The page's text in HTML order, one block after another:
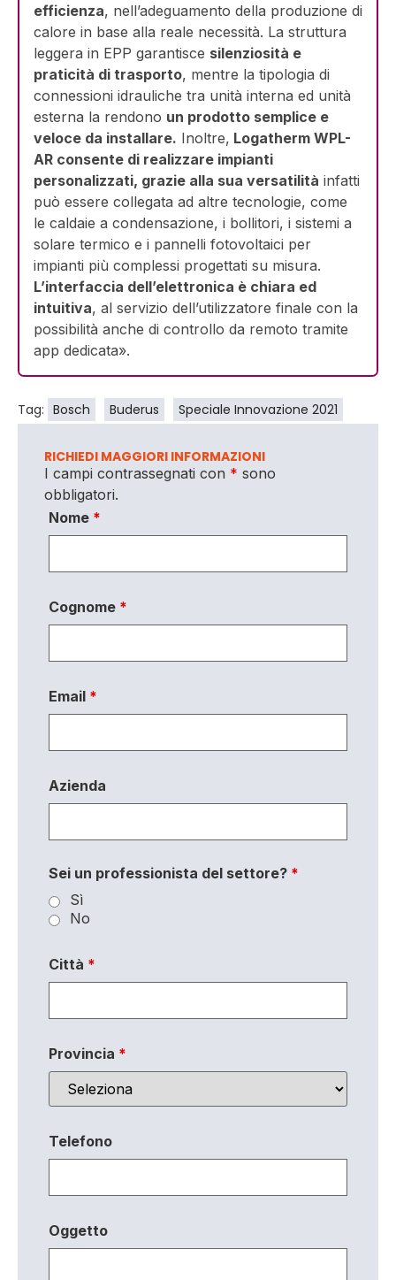
efficienza, nell’adeguamento della produzione di
calore in base alla reale necessità. La struttura
leggera in EPP garantisce silenziosità e
praticità di trasporto, mentre la tipologia di
connessioni idrauliche tra unità interna ed unità
esterna la rendono un prodotto semplice e
veloce da installare. Inoltre, Logatherm WPL-
AR consente di realizzare impianti
personalizzati, grazie alla sua versatilità infatti
può essere collegata ad altre tecnologie, come
le caldaie a condensazione, i bollitori, i sistemi a
solare termico e i pannelli fotovoltaici per
impianti più complessi progettati su misura.
L’interfaccia dell’elettronica è chiara ed
intuitiva, al servizio dell’utilizzatore finale con la
possibilità anche di controllo da remoto tramite
app dedicata».
Tag: Bosch Buderus Speciale Innovazione 2021
RICHIEDI MAGGIORI INFORMAZIONI
I campi contrassegnati con * sono
obbligatori.
Nome *
Cognome *
Email *
Azienda
Sei un professionista del settore? *
Sì
No
Città *
Provincia *
Telefono
Oggetto